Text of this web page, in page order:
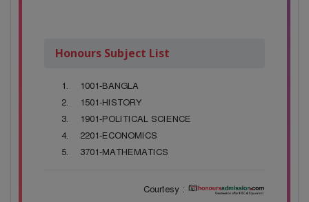
Honours Subject List
1001-BANGLA
1501-HISTORY
1901-POLITICAL SCIENCE
2201-ECONOMICS
3701-MATHEMATICS
Courtesy :